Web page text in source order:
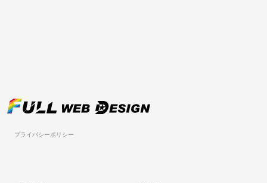
プライバシーポリシー